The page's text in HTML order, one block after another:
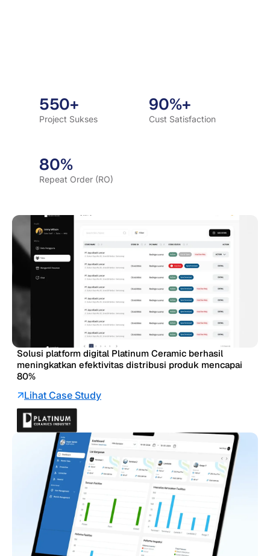
550+
Project Sukses
90%+
Cust Satisfaction
80%
Repeat Order (RO)
Solusi platform digital Platinum Ceramic berhasil
meningkatkan efektivitas distribusi produk mencapai
80%
Lihat Case Study